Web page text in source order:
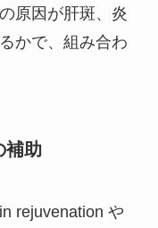
原因が肝斑、炎
かで、組み合わ
補助
rejuvenation や